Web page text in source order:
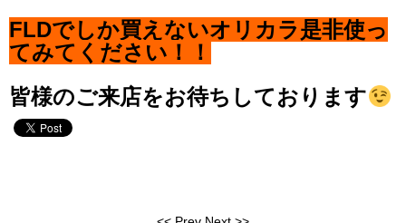
FLDでしか買えないオリカラ是非使っ
てみてください！！
皆様のご来店をお待ちしております